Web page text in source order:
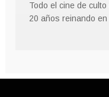
Todo el cine de
20 años reinando